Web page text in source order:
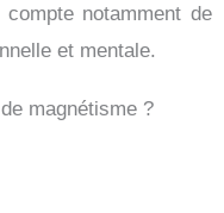
notamment de
et mentale.
magnétisme ?